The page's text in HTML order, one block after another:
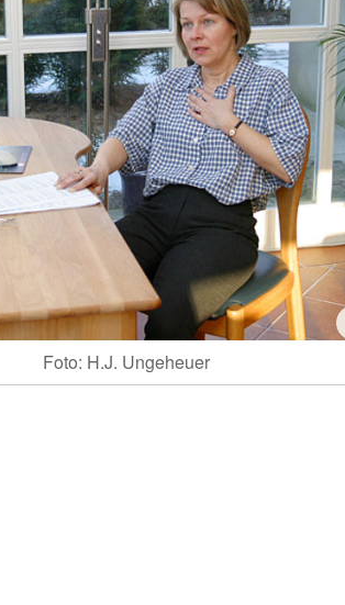
Foto: H.J. Ungeheuer